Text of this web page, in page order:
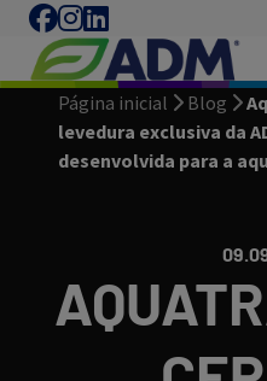
Página inicial Blog
levedura exclusiva da
desenvolvida para a